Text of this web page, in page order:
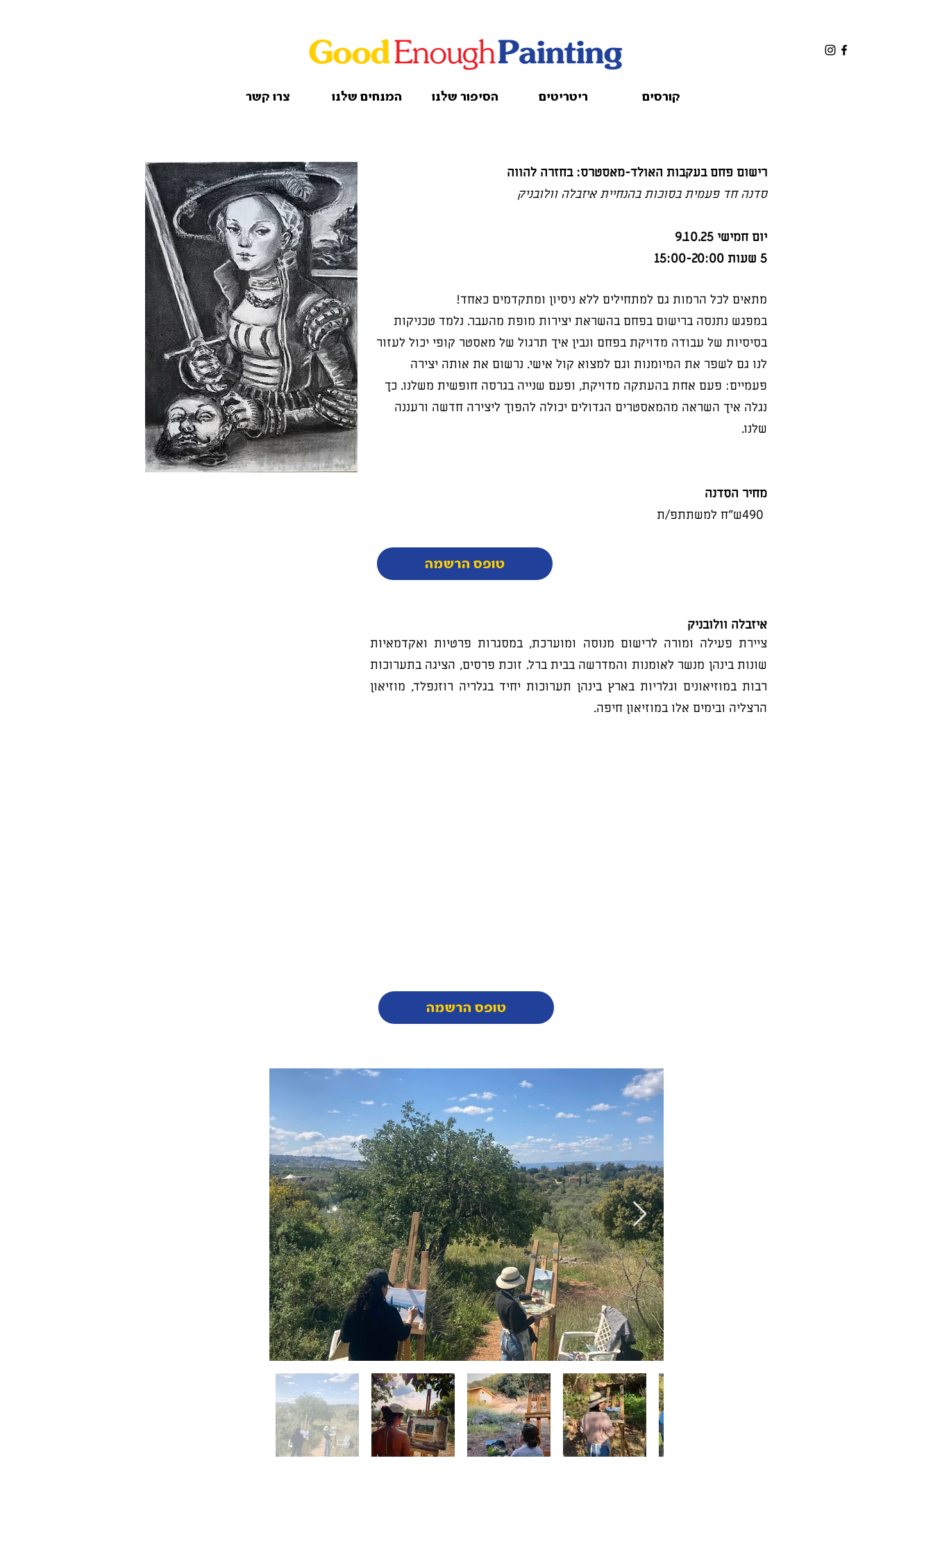
צרו קשר המנחים שלנו הסיפור שלנו ריטריטים קורסים
רישום פחם בעקבות האולד-מאסטרס: בחזרה להווה
סדנה חד פעמית בסוכות בהנחיית איזבלה וולובניק
יום חמישי 9.10.25
5 שעות 15:00-20:00
מתאים לכל הרמות גם למתחילים ללא ניסיון ומתקדמים כאחד!
במפגש נתנסה ברישום בפחם בהשראת יצירות מופת מהעבר. נלמד טכניקות
בסיסיות של עבודה מדויקת בפחם ונבין איך תרגול של מאסטר קופי יכול לעזור
לנו גם לשפר את המיומנות וגם למצוא קול אישי. נרשום את אותה יצירה
פעמיים: פעם אחת בהעתקה מדויקת, ופעם שנייה בגרסה חופשית משלנו. כך
נגלה איך השראה מהמאסטרים הגדולים יכולה להפוך ליצירה חדשה ורעננה
שלנו.
מחיר הסדנה
איזבלה וולובניק
ציירת פעילה ומורה לרישום מנוסה ומוערכת, במסגרות פרטיות ואקדמאיות
שונות בינהן מנשר לאומנות והמדרשה בבית ברל. זוכת פרסים, הציגה בתערוכות
רבות במוזיאונים וגלריות בארץ בינהן תערוכות יחיד בגלריה רוזנפלד, מוזיאון
הרצליה ובימים אלו במוזיאון חיפה.
טופס הרשמה
טופס הרשמה